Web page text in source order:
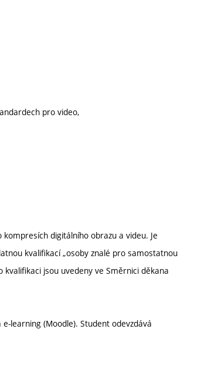
pro video,
digitálního obrazu a videu. Je
kvalifikací „osoby znalé pro samostatnou
jsou uvedeny ve Směrnici děkana
learning (Moodle). Student odevzdává